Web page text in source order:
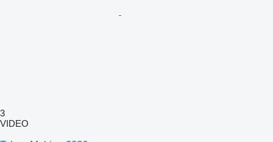
3
VIDEO